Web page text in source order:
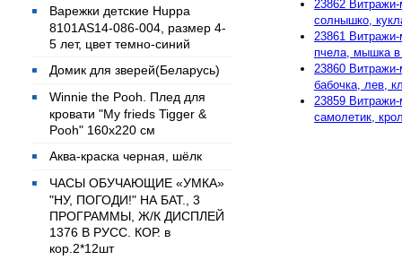
Варежки детские Huppa
8101AS14-086-004, размер 4-
5 лет, цвет темно-синий
Домик для зверей(Беларусь)
Winnie the Pooh. Плед для
кровати "My frieds Tigger &
Pooh" 160х220 см
Аква-краска черная, шёлк
ЧАСЫ ОБУЧАЮЩИЕ «УМКА»
"НУ, ПОГОДИ!" НА БАТ., 3
ПРОГРАММЫ, Ж/К ДИСПЛЕЙ
1376 В РУСС. КОР. в
кор.2*12шт
23862
солнышко,
23861
пчела, мышка
23860
бабочка, лев,
23859
самолетик,